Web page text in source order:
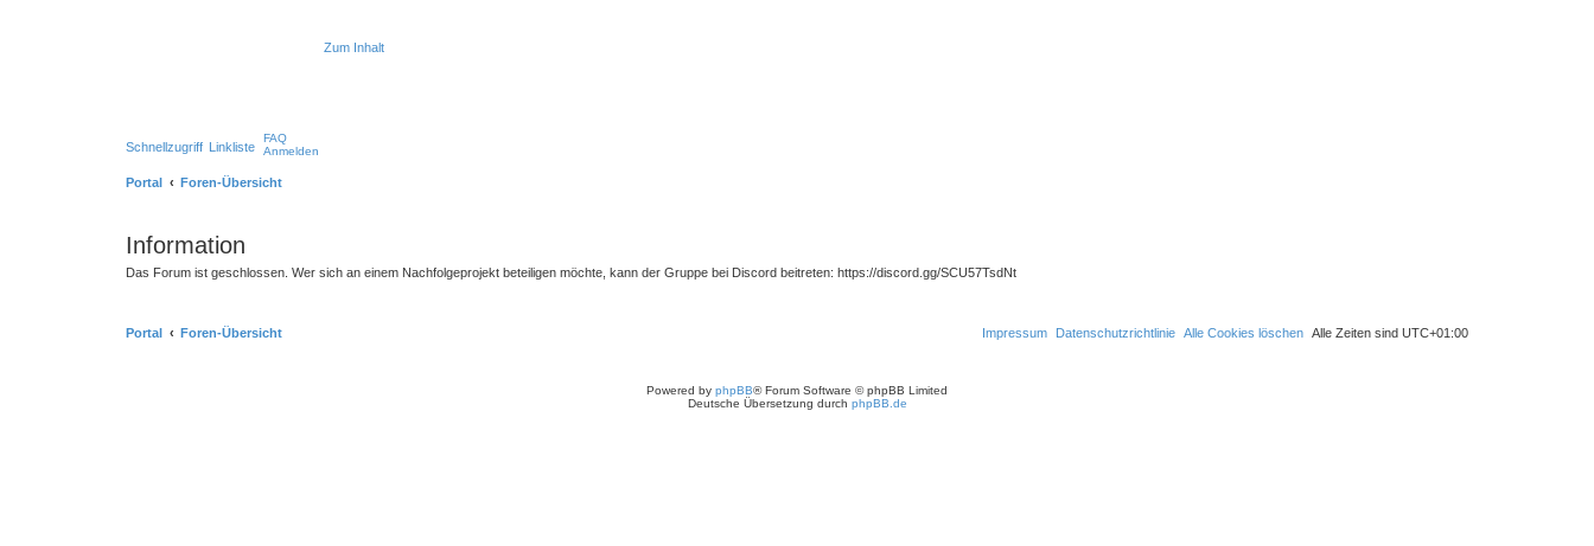
Zum Inhalt
Schnellzugriff Linkliste
FAQ
Anmelden
Portal Foren-Übersicht
Information
Das Forum ist geschlossen. Wer sich an einem Nachfolgeprojekt beteiligen möchte, kann der Gruppe bei Discord beitreten: https://discord.gg/SCU57TsdNt
Portal Foren-Übersicht Alle Zeiten sind UTC+01:00
Alle Cookies löschen
Datenschutzrichtlinie
Impressum
Powered by phpBB® Forum Software © phpBB Limited
Deutsche Übersetzung durch phpBB.de